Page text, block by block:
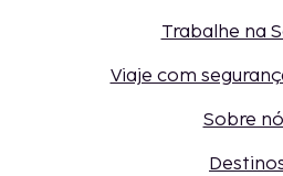
Trabalhe na
Viaje com
Sobre